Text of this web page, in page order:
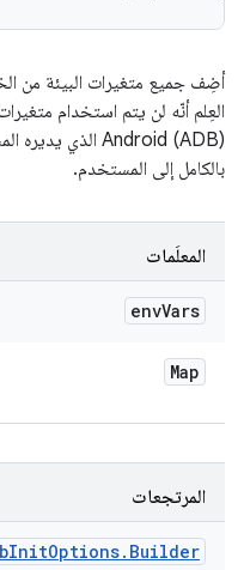
العِلم أنّه لن يتم استخدام
بالكامل إلى المستخدم.
المعلَمات
envVars
Map
المرتجعات
InitOptions. Builder